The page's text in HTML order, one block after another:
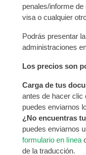
penales/informe
visa o cualquier
Podrás presentar
administraciones
Los precios son
Carga de tus
antes de hacer clic
puedes enviarnos
¿No encuentras
puedes enviarnos
formulario en línea
de la traducción.